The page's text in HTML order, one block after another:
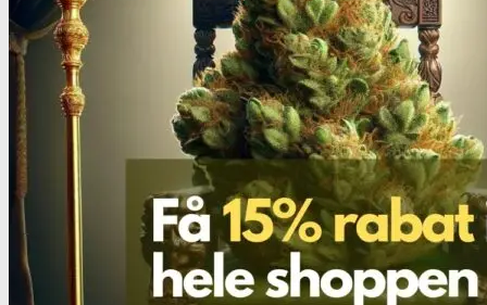
Opiater
Opiater renhedstest
THC/Cannabinoider
THC test
Cannabinoider test
Robadope tests
Simons tests